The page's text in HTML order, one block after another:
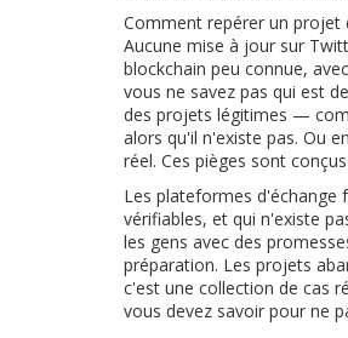
Comment repérer un projet
Aucune mise à jour sur
blockchain peu connue,
vous ne savez pas qui est
des projets légitimes —
alors qu'il n'existe pas. Ou
réel. Ces pièges sont
Les plateformes d'échange
vérifiables, et qui n'existe
les gens avec des
préparation. Les projets
c'est une collection de cas
vous devez savoir pour ne